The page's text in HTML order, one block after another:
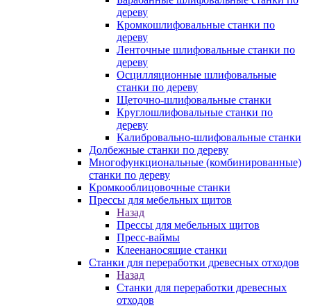
дереву
Кромкошлифовальные станки по
дереву
Ленточные шлифовальные станки по
дереву
Осцилляционные шлифовальные
станки по дереву
Щеточно-шлифовальные станки
Круглошлифовальные станки по
дереву
Калибровально-шлифовальные станки
Долбежные станки по дереву
Многофункциональные (комбинированные)
станки по дереву
Кромкооблицовочные станки
Прессы для мебельных щитов
Назад
Прессы для мебельных щитов
Пресс-ваймы
Клеенаносящие станки
Станки для переработки древесных отходов
Назад
Станки для переработки древесных
отходов